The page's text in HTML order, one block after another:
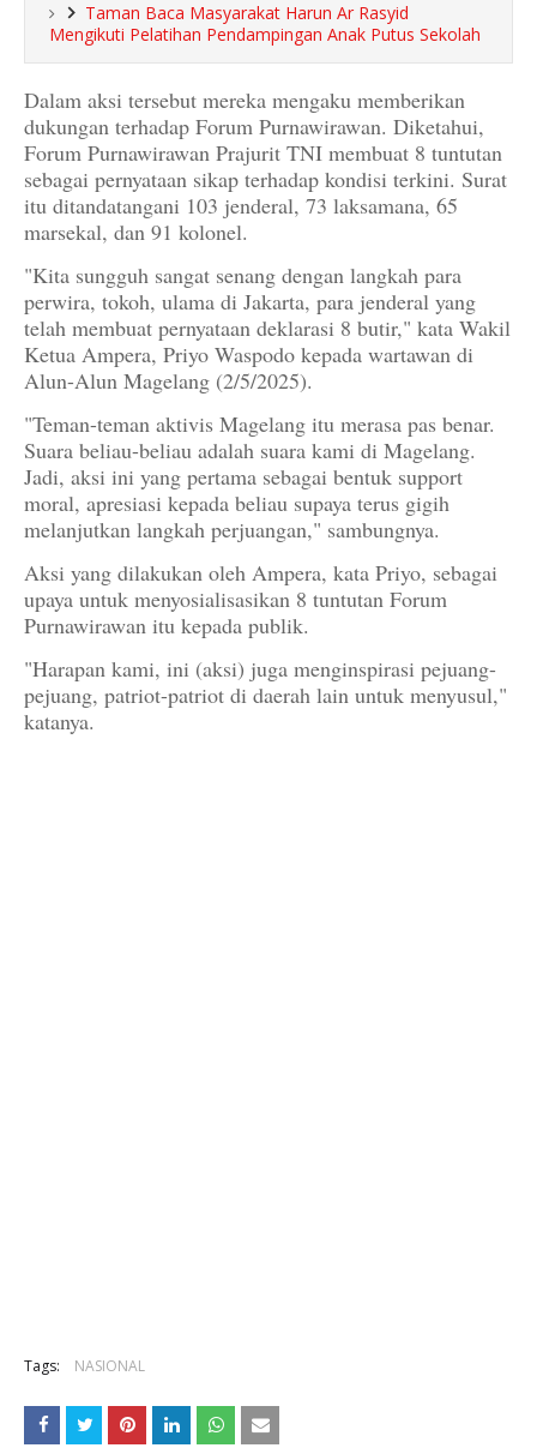
Taman Baca Masyarakat Harun Ar Rasyid
Mengikuti Pelatihan Pendampingan Anak Putus Sekolah
Dalam aksi tersebut mereka mengaku memberikan
dukungan terhadap Forum Purnawirawan. Diketahui,
Forum Purnawirawan Prajurit TNI membuat 8 tuntutan
sebagai pernyataan sikap terhadap kondisi terkini. Surat
itu ditandatangani 103 jenderal, 73 laksamana, 65
marsekal, dan 91 kolonel.
"Kita sungguh sangat senang dengan langkah para
perwira, tokoh, ulama di Jakarta, para jenderal yang
telah membuat pernyataan deklarasi 8 butir," kata Wakil
Ketua Ampera, Priyo Waspodo kepada wartawan di
Alun-Alun Magelang (2/5/2025).
"Teman-teman aktivis Magelang itu merasa pas benar.
Suara beliau-beliau adalah suara kami di Magelang.
Jadi, aksi ini yang pertama sebagai bentuk support
moral, apresiasi kepada beliau supaya terus gigih
melanjutkan langkah perjuangan," sambungnya.
Aksi yang dilakukan oleh Ampera, kata Priyo, sebagai
upaya untuk menyosialisasikan 8 tuntutan Forum
Purnawirawan itu kepada publik.
"Harapan kami, ini (aksi) juga menginspirasi pejuang-
pejuang, patriot-patriot di daerah lain untuk menyusul,"
katanya.
Tags: NASIONAL